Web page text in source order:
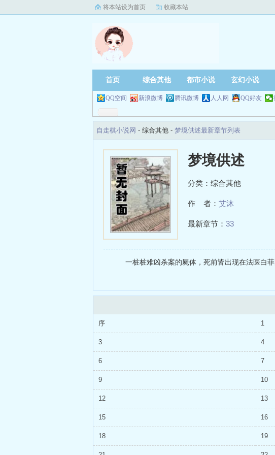
将本站设为首页 收藏本站
首页 综合其他 都市小说 玄幻小说
QQ空间 新浪微博 腾讯微博 人人网 QQ好友
自走棋小说网 - 综合其他 - 梦境供述最新章节列表
梦境供述
分类：综合其他
作 者： 艾沐
最新章节： 33
一桩桩难凶杀案的屍体，死前皆出现在法医白
序 1
3 4
6 7
9 10
12 13
15 16
18 19